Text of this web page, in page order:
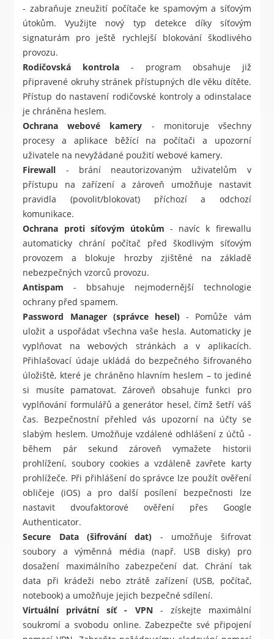
- zabraňuje zneužití počítače ke spamovým a síťovým
útokům. Využijte nový typ detekce díky síťovým
signaturám pro ještě rychlejší blokování škodlivého
provozu.
Rodičovská kontrola - program obsahuje již
připravené okruhy stránek přístupných dle věku dítěte.
Přístup do nastavení rodičovské kontroly a odinstalace
je chráněna heslem.
Ochrana webové kamery - monitoruje všechny
procesy a aplikace běžící na počítači a upozorní
uživatele na nevyžádané použití webové kamery.
Firewall - brání neautorizovaným uživatelům v
přístupu na zařízení a zároveň umožňuje nastavit
pravidla (povolit/blokovat) příchozí a odchozí
komunikace.
Ochrana proti síťovým útokům - navíc k firewallu
automaticky chrání počítač před škodlivým síťovým
provozem a blokuje hrozby zjištěné na základě
nebezpečných vzorců provozu.
Antispam - bbsahuje nejmodernější technologie
ochrany před spamem.
Password Manager (správce hesel) - Pomůže vám
uložit a uspořádat všechna vaše hesla. Automaticky je
vyplňovat na webových stránkách a v aplikacích.
Přihlašovací údaje ukládá do bezpečného šifrovaného
úložiště, které je chráněno hlavním heslem – to jediné
si musíte pamatovat. Zároveň obsahuje funkci pro
vyplňování formulářů a generátor hesel, čímž šetří váš
čas. Bezpečnostní přehled vás upozorní na účty se
slabým heslem. Umožňuje vzdálené odhlášení z účtů -
během pár sekund zároveň vymažete historii
prohlížení, soubory cookies a vzdáleně zavřete karty
prohlížeče. Při přihlášení do správce lze použít ověření
obličeje (iOS) a pro další posílení bezpečnosti lze
nastavit dvoufaktorové ověření přes Google
Authenticator.
Secure Data (šifrování dat) - umožňuje šifrovat
soubory a výměnná média (např. USB disky) pro
dosažení maximálního zabezpečení dat. Chrání tak
data při krádeži nebo ztrátě zařízení (USB, počítač,
notebook) a umožňuje jejich bezpečné sdílení.
Virtuální privátní síť - VPN- získejte maximální
soukromí a svobodu online. Zabezpečte své připojení